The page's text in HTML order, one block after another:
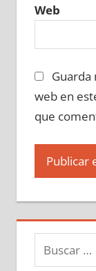
Web
web en
que